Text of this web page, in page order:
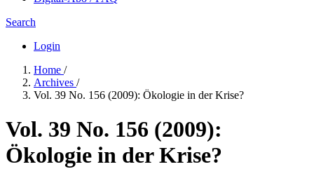
Search
Login
Home /
Archives /
Vol. 39 No. 156 (2009): Ökologie in der Krise?
Vol. 39 No. 156 (2009):
Ökologie in der Krise?